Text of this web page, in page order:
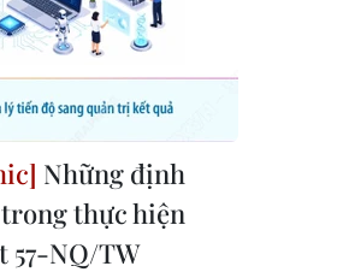
Những định
thực hiện
57-NQ/TW